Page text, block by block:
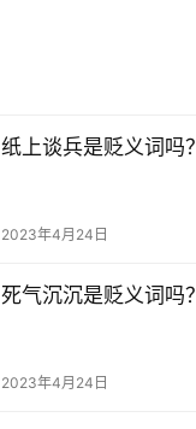
纸上谈兵是贬义词吗？
2023年4月24日
死气沉沉是贬义词吗？
2023年4月24日